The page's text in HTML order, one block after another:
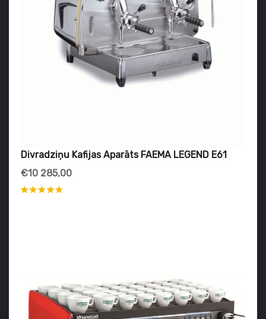
Divradziņu Kafijas Aparāts FAEMA LEGEND E61
€10 285,00